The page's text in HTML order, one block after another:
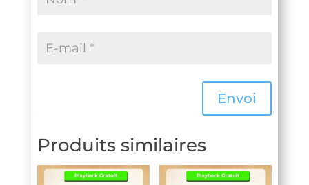
Envoi
Produits similaires